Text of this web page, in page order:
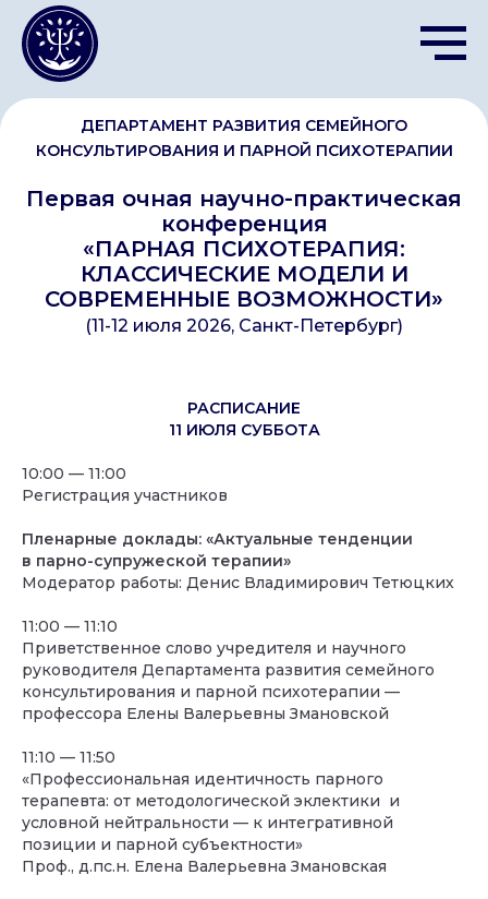
ДЕПАРТАМЕНТ РАЗВИТИЯ СЕМЕЙНОГО
КОНСУЛЬТИРОВАНИЯ И ПАРНОЙ ПСИХОТЕРАПИИ
Первая очная научно-практическая
конференция
«ПАРНАЯ ПСИХОТЕРАПИЯ:
КЛАССИЧЕСКИЕ МОДЕЛИ И
СОВРЕМЕННЫЕ ВОЗМОЖНОСТИ»
(11-12 июля 2026, Санкт-Петербург)
РАСПИСАНИЕ
11 ИЮЛЯ СУББОТА
10:00 — 11:00
Регистрация участников
Пленарные доклады: «Актуальные тенденции
в парно-супружеской терапии»
Модератор работы: Денис Владимирович Тетюцких
11:00 — 11:10
Приветственное слово учредителя и научного
руководителя Департамента развития семейного
консультирования и парной психотерапии —
профессора Елены Валерьевны Змановской
11:10 — 11:50
«Профессиональная идентичность парного
терапевта: от методологической эклектики и
условной нейтральности — к интегративной
позиции и парной субъектности»
Проф., д.пс.н. Елена Валерьевна Змановская